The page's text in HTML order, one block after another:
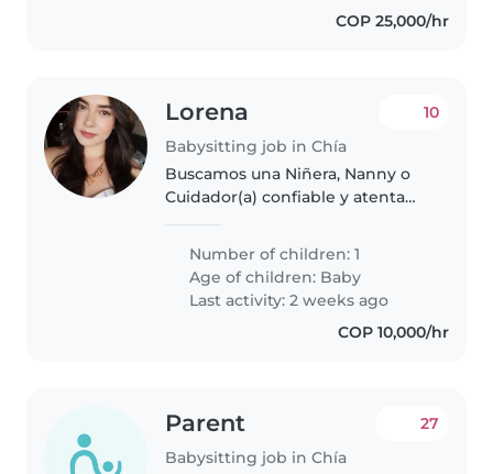
COP 25,000/hr
Lorena
Babysitting job in Chía
10
Buscamos una Niñera, Nanny o
Cuidador(a) confiable y atenta
curioso, amigable e inteligente.
Nos gustaría una persona que
pueda ofrecer un ambiente
seguro..
Number of children: 1
Age of children: Baby
Last activity: 2 weeks ago
COP 10,000/hr
Parent
Babysitting job in Chía
27